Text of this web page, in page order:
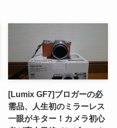
[Lumix GF7]ブロガーの必
需品、人生初のミラーレス
一眼がキター！カメラ初心